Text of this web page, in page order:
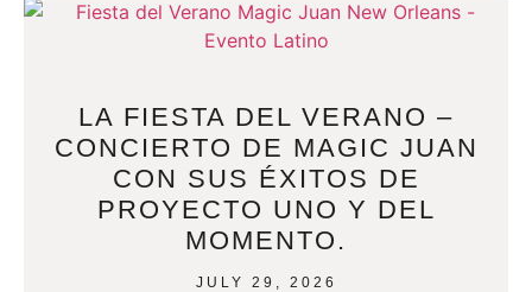
LA FIESTA DEL VERANO –
CONCIERTO DE MAGIC JUAN
CON SUS ÉXITOS DE
PROYECTO UNO Y DEL
MOMENTO.
JULY 29, 2026